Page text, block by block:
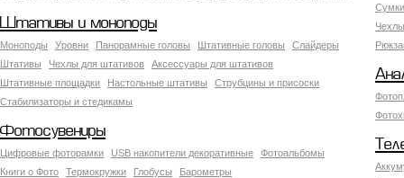
Штативы и моноподы
Моноподы Уровни Панорамные головы Штативные головы
Слайдеры
Штативы
Чехлы для штативов
Аксессуары для штативов
Штативные площадки
Настольные штативы
Струбцины и присоски
Стабилизаторы и стедикамы
Фотосувениры
Цифровые фоторамки USB накопители декоративные
Фотоальбомы
Книги о Фото
Термокружки Глобусы Барометры